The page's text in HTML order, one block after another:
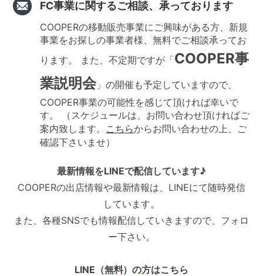
FC事業に関するご相談、承っております
COOPERの移動販売事業にご興味がある方、新規
事業をお探しの事業者様、無料でご相談承ってお
ります。 また、不定期ですが「COOPER事
業説明会」の開催も予定していますので、
COOPER事業の可能性を感じて頂ければ幸いで
す。 （スケジュールは、お問い合わせ頂ければご
案内致します。 こちらからお問い合わせの上、ご
確認下さいませ）
最新情報をLINEで配信しています♪
COOPERの出店情報や最新情報は、LINEにて随時発信
しています。
また、各種SNSでも情報配信していきますので、フォロ
ー下さい。
LINE（無料）の方はこちら